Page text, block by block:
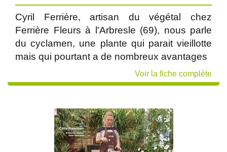
Cyril Ferrière, artisan du végétal chez
Ferrière Fleurs à l'Arbresle (69), nous parle
du cyclamen, une plante qui parait vieillotte
mais qui pourtant a de nombreux avantages
Voir la fiche complète